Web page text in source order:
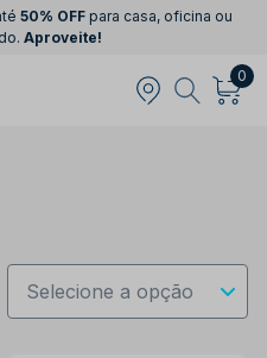
50% OFFpara casa, oficina ou
Aproveite!
0